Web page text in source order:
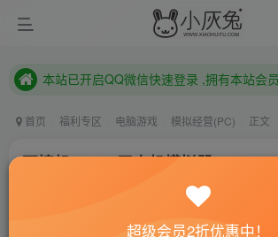
首页 福利专区 电脑游戏 模拟经营(PC) 正文
不撞机：FPV无人机模拟器/
超级会员2折优惠中！